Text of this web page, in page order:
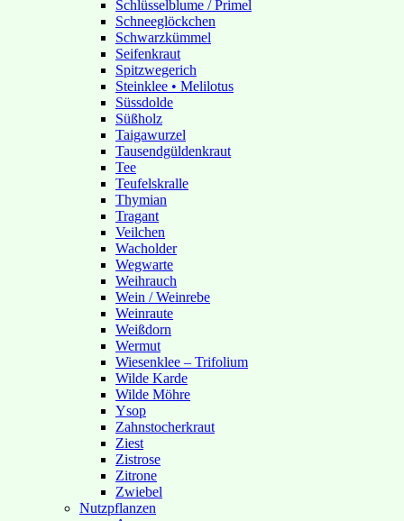
Schlüsselblume / Primel
Schneeglöckchen
Schwarzkümmel
Seifenkraut
Spitzwegerich
Steinklee • Melilotus
Süssdolde
Süßholz
Taigawurzel
Tausendgüldenkraut
Tee
Teufelskralle
Thymian
Tragant
Veilchen
Wacholder
Wegwarte
Weihrauch
Wein / Weinrebe
Weinraute
Weißdorn
Wermut
Wiesenklee – Trifolium
Wilde Karde
Wilde Möhre
Ysop
Zahnstocherkraut
Ziest
Zistrose
Zitrone
Zwiebel
Nutzpflanzen